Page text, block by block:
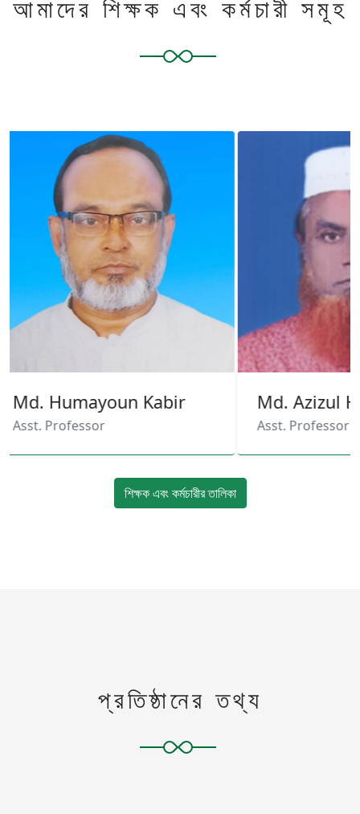
আমাদের শিক্ষক এবং কর্মচারী সমূহ
Humayoun Kabir
Professor
Md. Azizul Haque
Asst. Professor
শিক্ষক এবং কর্মচারীর তালিকা
প্রতিষ্ঠানের তথ্য